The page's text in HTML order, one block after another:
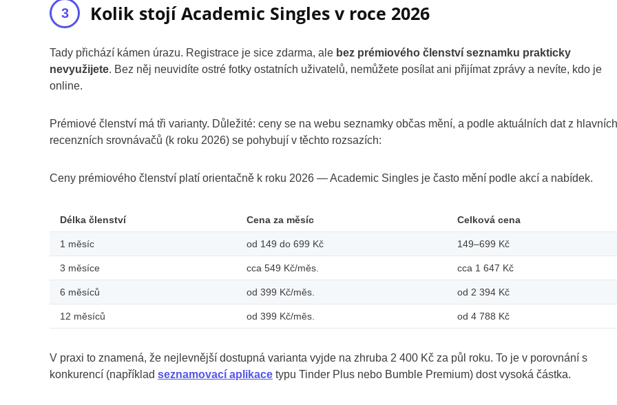
Kolik stojí Academic Singles v roce 2026
Tady přichází kámen úrazu. Registrace je sice zdarma, ale bez prémiového členství seznamku prakticky
nevyužijete. Bez něj neuvidíte ostré fotky ostatních uživatelů, nemůžete posílat ani přijímat zprávy a nevíte, kdo je
online.
Prémiové členství má tři varianty. Důležité: ceny se na webu seznamky občas mění, a podle aktuálních dat z hlavních
recenzních srovnávačů (k roku 2026) se pohybují v těchto rozsazích:
Ceny prémiového členství platí orientačně k roku 2026 — Academic Singles je často mění podle akcí a nabídek.
Délka členství Cena za měsíc Celková cena
1 měsíc od 149 do 699 Kč 149–699 Kč
3 měsíce cca 549 Kč/měs. cca 1 647 Kč
6 měsíců od 399 Kč/měs. od 2 394 Kč
12 měsíců od 399 Kč/měs. od 4 788 Kč
V praxi to znamená, že nejlevnější dostupná varianta vyjde na zhruba 2 400 Kč za půl roku. To je v porovnání s
konkurencí (například seznamovací aplikace typu Tinder Plus nebo Bumble Premium) dost vysoká částka.